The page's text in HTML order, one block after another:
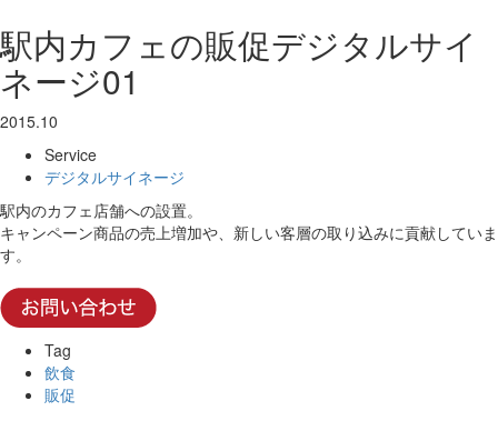
駅内カフェの販促デジタルサイ
ネージ01
2015.10
Service
デジタルサイネージ
駅内のカフェ店舗への設置。
キャンペーン商品の売上増加や、新しい客層の取り込みに貢献していま
す。
Tag
飲食
販促